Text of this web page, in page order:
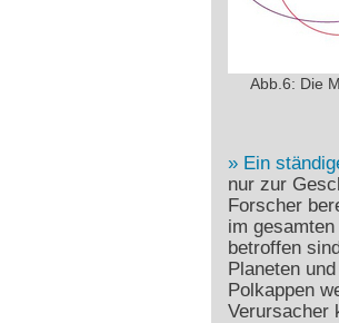
Abb.6: Die
Ein
nur zur
Forscher
im
betroffen
Planeten
Polkappen
Verursacher